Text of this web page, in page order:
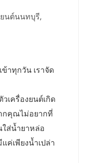
นต์นนทบุรี,
เข้าทุกวัน เราจัด
เครื่องยนต์เกิด
กคุณไม่อยากที่
ส่น้ำยาหล่อ
ค่เพียงน้ำเปล่า